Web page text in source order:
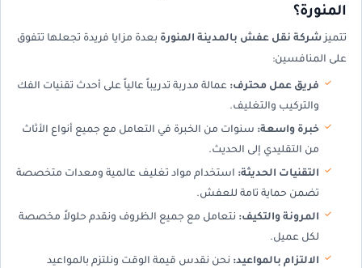
المنورة؟
تتميزشركة نقل عفش بالمدينة المنورة بعدة مزايا فريدة تجعلها تتفوق
على المنافسين:
فريق عمل محترف: عمالة مدربة تدريباً عالياً على أحدث تقنيات الفك
والتركيب والتغليف.
خبرة واسعة: سنوات من الخبرة في التعامل مع جميع أنواع الأثاث
من التقليدي إلى الحديث.
التقنيات الحديثة: استخدام مواد تغليف عالمية ومعدات متخصصة
تضمن حماية تامة للعفش.
المرونة والتكيف: نتعامل مع جميع الظروف ونقدم حلولاً مخصصة
لكل عميل.
الالتزام بالمواعيد: نحن نقدس قيمة الوقت ونلتزم بالمواعيد